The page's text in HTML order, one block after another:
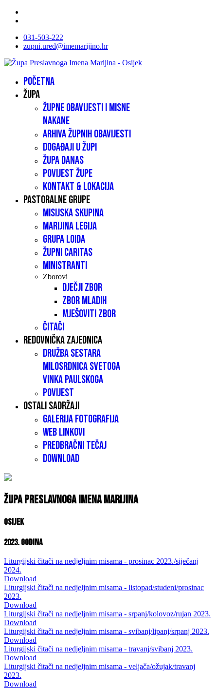
031-503-222
zupni.ured@imemarijino.hr
Početna
Župa
Župne obavijesti i misne
nakane
Arhiva župnih obavijesti
Događaji u župi
Župa danas
Povijest župe
Kontakt & lokacija
Pastoralne grupe
Misijska skupina
Marijina legija
Grupa LOIDA
Župni caritas
Ministranti
Zborovi
Dječji zbor
Zbor mladih
Mješoviti zbor
Čitači
Redovnička zajednica
Družba sestara
milosrdnica Svetoga
Vinka Paulskoga
Povijest
Ostali sadržaji
Galerija fotografija
Web linkovi
Predbračni tečaj
Download
Župa Preslavnoga Imena Marijina
Osijek
2023. godina
Liturgijski čitači na nedjeljnim misama - prosinac 2023./siječanj
2024.
Download
Liturgijski čitači na nedjeljnim misama - listopad/studeni/prosinac
2023.
Download
Liturgijski čitači na nedjeljnim misama - srpanj/kolovoz/rujan 2023.
Download
Liturgijski čitači na nedjeljnim misama - svibanj/lipanj/srpanj 2023.
Download
Liturgijski čitači na nedjeljnim misama - travanj/svibanj 2023.
Download
Liturgijski čitači na nedjeljnim misama - veljača/ožujak/travanj
2023.
Download